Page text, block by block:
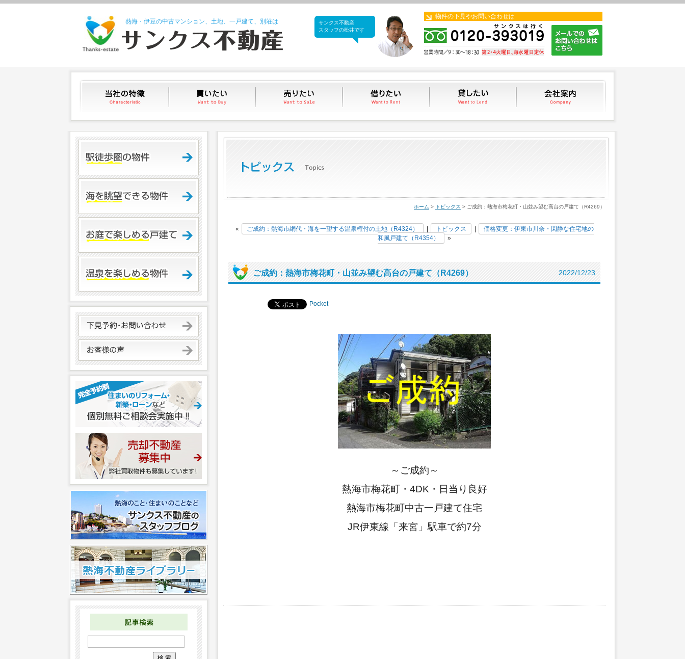
熱海・伊豆の中古マンション、土地、一戸建て、別荘は
サンクス不動産
サンクス不動産
スタッフの松井です
物件の下見やお問い合わせは
当社の特徴 買いたい 売りたい 借りたい 貸したい
ホーム > トピックス > ご成約：熱海市梅花町・山並み望む高台の戸建て（R4269）
« ご成約：熱海市網代・海を一望する温泉権付の土地（R4324） トピックス
価格変更：伊東市川奈・閑静な住宅地の
和風戸建て（R4354）
»
ご成約：熱海市梅花町・山並み望む高台の戸建て（R4269） 2022/12/23
Pocket
～ご成約～
熱海市梅花町・4DK・日当り良好
熱海市梅花町中古一戸建て住宅
JR伊東線「来宮」駅車で約7分